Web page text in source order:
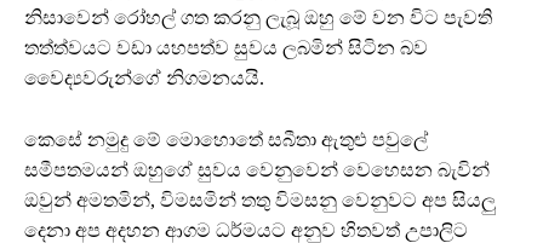
නිසාවෙන් රෝහල් ගත කරනු ලැබූ ඔහු මේ වන විට පැවති
තත්ත්වයට වඩා යහපත්ව සුවය ලබමින් සිටින බව
වෛද්‍යවරුන්ගේ නිගමනයයි.
කෙසේ නමුදු මේ මොහොතේ සබීතා ඇතුළු පවුලේ
සමීපතමයන් ඔහුගේ සුවය වෙනුවෙන් වෙහෙසන බැවින්
ඔවුන් අමතමින්, විමසමින් තතු විමසනු වෙනුවට අප සියලු
දෙනා අප අදහන ආගම ධර්මයට අනුව හිතවත් උපාලිට